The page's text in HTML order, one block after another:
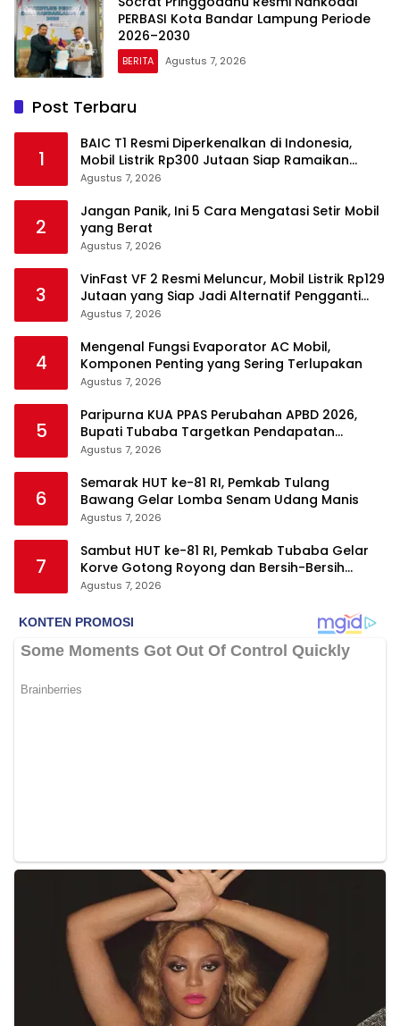
PERBASI Kota Bandar Lampung Periode
2026–2030
BERITA Agustus 7, 2026
Post Terbaru
1
BAIC T1 Resmi Diperkenalkan di Indonesia,
Mobil Listrik Rp300 Jutaan Siap Ramaikan
Pasar EV
Agustus 7, 2026
2
Jangan Panik, Ini 5 Cara Mengatasi Setir Mobil
yang Berat
Agustus 7, 2026
3
VinFast VF 2 Resmi Meluncur, Mobil Listrik Rp129
Jutaan yang Siap Jadi Alternatif Pengganti
Motor
Agustus 7, 2026
4
Mengenal Fungsi Evaporator AC Mobil,
Komponen Penting yang Sering Terlupakan
Agustus 7, 2026
5
Paripurna KUA PPAS Perubahan APBD 2026,
Bupati Tubaba Targetkan Pendapatan
Daerah Rp820,3 Miliar
Agustus 7, 2026
6
Semarak HUT ke-81 RI, Pemkab Tulang
Bawang Gelar Lomba Senam Udang Manis
Agustus 7, 2026
7
Sambut HUT ke-81 RI, Pemkab Tubaba Gelar
Korve Gotong Royong dan Bersih-Bersih
Serentak
Agustus 7, 2026